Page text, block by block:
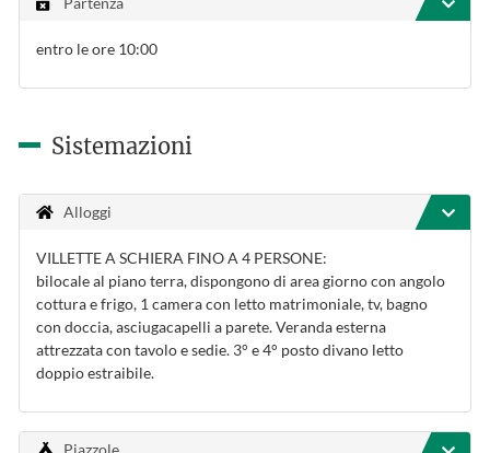
entro le ore 10:00
Sistemazioni
Alloggi
VILLETTE A SCHIERA FINO A 4 PERSONE:
bilocale al piano terra, dispongono di area giorno con angolo
cottura e frigo, 1 camera con letto matrimoniale, tv, bagno
con doccia, asciugacapelli a parete. Veranda esterna
attrezzata con tavolo e sedie. 3° e 4° posto divano letto
doppio estraibile.
Piazzole